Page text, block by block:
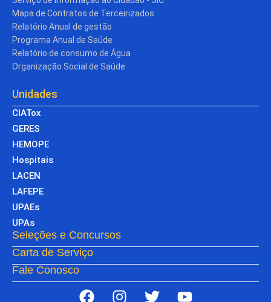
Mapa de Contratos de Terceirizados
Relatório Anual de gestão
Programa Anual de Saúde
Relatório de consumo de Água
Organização Social de Saúde
Unidades
CIATox
GERES
HEMOPE
Hospitais
LACEN
LAFEPE
UPAEs
UPAs
Seleções e Concursos
Carta de Serviço
Fale Conosco